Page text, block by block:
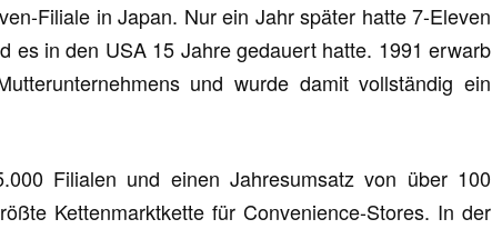
Filiale in Japan. Nur ein Jahr später hatte 7-Eleven
es in den USA 15 Jahre gedauert hatte. 1991 erwarb
und wurde damit vollständig ein
Filialen und einen Jahresumsatz von über 100
Kettenmarktkette für Convenience-Stores. In der